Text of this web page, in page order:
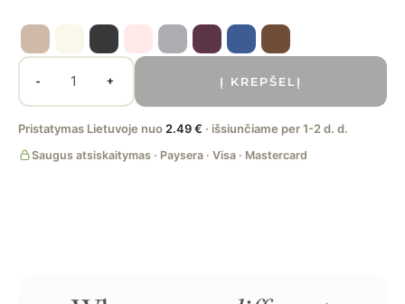
- + Į KREPŠELĮ
Pristatymas Lietuvoje nuo2.49 € · išsiunčiame per 1-2 d. d.
Saugus atsiskaitymas · Paysera · Visa · Mastercard